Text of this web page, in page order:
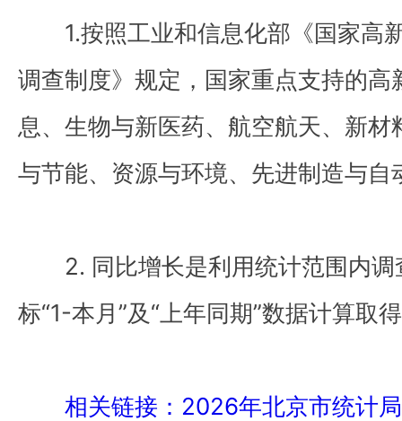
1.按照工业和信息化部《国家高
调查制度》规定，国家重点支持的高
息、生物与新医药、航空航天、新
与节能、资源与环境、先进制造与自
2. 同比增长是利用统计范围内
标“1-本月”及“上年同期”数据计算取
相关链接：2026年北京市统计